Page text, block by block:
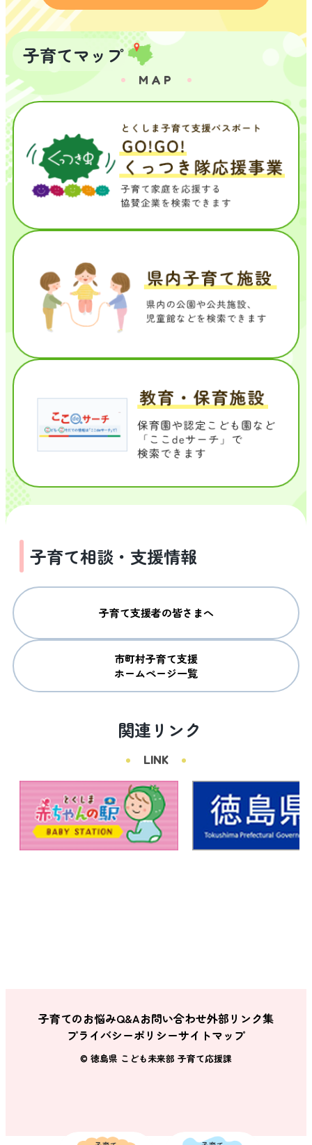
子育てマップ
MAP
子育て相談・支援情報
子育て支援者の皆さまへ
市町村子育て支援
ホームページ一覧
関連リンク
LINK
子育てのお悩みQ&Aお問い合わせ外部リンク集
プライバシーポリシーサイトマップ
© 徳島県 こども未来部 子育て応援課